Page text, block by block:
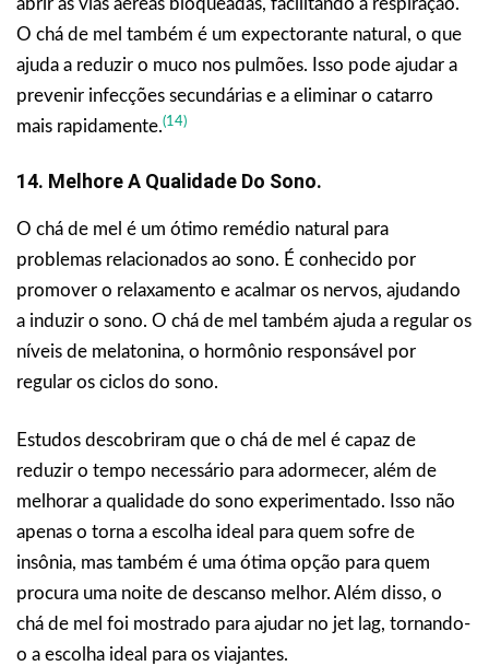
abrir as vias aéreas bloqueadas, facilitando a respiração.
O chá de mel também é um expectorante natural, o que
ajuda a reduzir o muco nos pulmões. Isso pode ajudar a
prevenir infecções secundárias e a eliminar o catarro
mais rapidamente.(14)
14. Melhore A Qualidade Do Sono.
O chá de mel é um ótimo remédio natural para
problemas relacionados ao sono. É conhecido por
promover o relaxamento e acalmar os nervos, ajudando
a induzir o sono. O chá de mel também ajuda a regular os
níveis de melatonina, o hormônio responsável por
regular os ciclos do sono.
Estudos descobriram que o chá de mel é capaz de
reduzir o tempo necessário para adormecer, além de
melhorar a qualidade do sono experimentado. Isso não
apenas o torna a escolha ideal para quem sofre de
insônia, mas também é uma ótima opção para quem
procura uma noite de descanso melhor. Além disso, o
chá de mel foi mostrado para ajudar no jet lag, tornando-
o a escolha ideal para os viajantes.